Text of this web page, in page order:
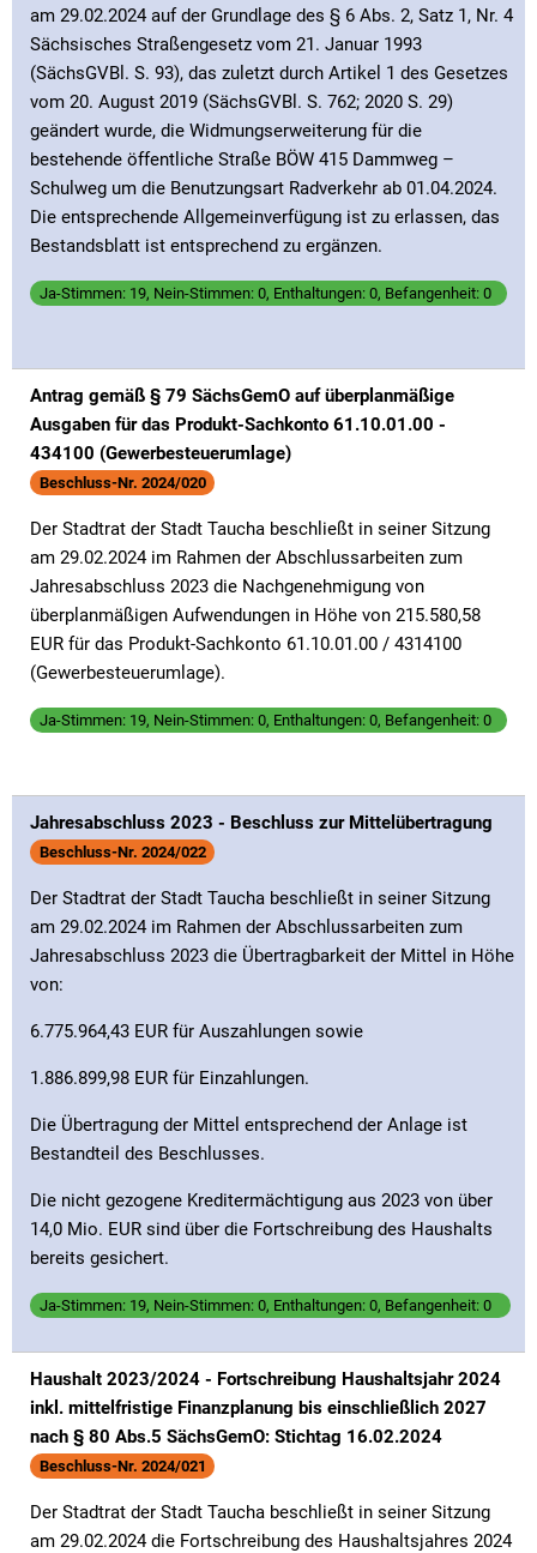
am 29.02.2024 auf der Grundlage des § 6 Abs. 2, Satz 1, Nr. 4
Sächsisches Straßengesetz vom 21. Januar 1993
(SächsGVBl. S. 93), das zuletzt durch Artikel 1 des Gesetzes
vom 20. August 2019 (SächsGVBl. S. 762; 2020 S. 29)
geändert wurde, die Widmungserweiterung für die
bestehende öffentliche Straße BÖW 415 Dammweg –
Schulweg um die Benutzungsart Radverkehr ab 01.04.2024.
Die entsprechende Allgemeinverfügung ist zu erlassen, das
Bestandsblatt ist entsprechend zu ergänzen.
Ja-Stimmen: 19, Nein-Stimmen: 0, Enthaltungen: 0, Befangenheit: 0
Antrag gemäß § 79 SächsGemO auf überplanmäßige
Ausgaben für das Produkt-Sachkonto 61.10.01.00 -
434100 (Gewerbesteuerumlage)
Beschluss-Nr. 2024/020
Der Stadtrat der Stadt Taucha beschließt in seiner Sitzung
am 29.02.2024 im Rahmen der Abschlussarbeiten zum
Jahresabschluss 2023 die Nachgenehmigung von
überplanmäßigen Aufwendungen in Höhe von 215.580,58
EUR für das Produkt-Sachkonto 61.10.01.00 / 4314100
(Gewerbesteuerumlage).
Ja-Stimmen: 19, Nein-Stimmen: 0, Enthaltungen: 0, Befangenheit: 0
Jahresabschluss 2023 - Beschluss zur Mittelübertragung
Beschluss-Nr. 2024/022
Der Stadtrat der Stadt Taucha beschließt in seiner Sitzung
am 29.02.2024 im Rahmen der Abschlussarbeiten zum
Jahresabschluss 2023 die Übertragbarkeit der Mittel in Höhe
von:
6.775.964,43 EUR für Auszahlungen sowie
1.886.899,98 EUR für Einzahlungen.
Die Übertragung der Mittel entsprechend der Anlage ist
Bestandteil des Beschlusses.
Die nicht gezogene Kreditermächtigung aus 2023 von über
14,0 Mio. EUR sind über die Fortschreibung des Haushalts
bereits gesichert.
Ja-Stimmen: 19, Nein-Stimmen: 0, Enthaltungen: 0, Befangenheit: 0
Haushalt 2023/2024 - Fortschreibung Haushaltsjahr 2024
inkl. mittelfristige Finanzplanung bis einschließlich 2027
nach § 80 Abs.5 SächsGemO: Stichtag 16.02.2024
Beschluss-Nr. 2024/021
Der Stadtrat der Stadt Taucha beschließt in seiner Sitzung
am 29.02.2024 die Fortschreibung des Haushaltsjahres 2024